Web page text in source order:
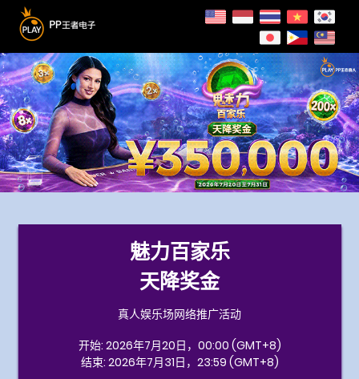
魅力百家乐
天降奖金
真人娱乐场网络推广活动
开始: 2026年7月20日，00:00 (GMT+8)
结束: 2026年7月31日，23:59 (GMT+8)